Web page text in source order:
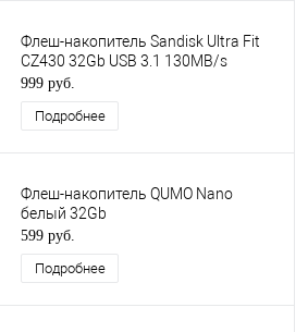
Флеш-накопитель Sandisk Ultra Fit
CZ430 32Gb USB 3.1 130MB/s
999 руб.
Подробнее
Флеш-накопитель QUMO Nano
белый 32Gb
599 руб.
Подробнее